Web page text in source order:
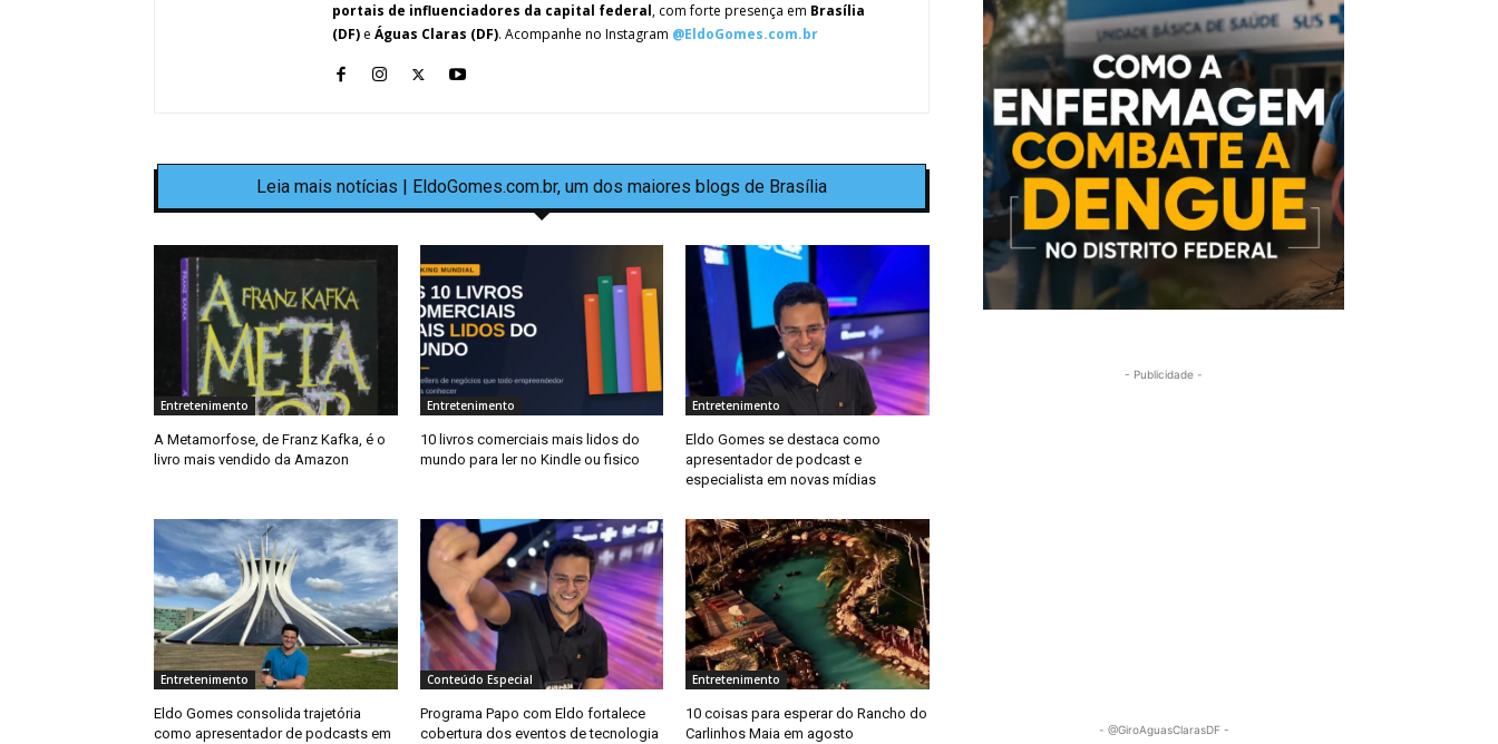
portais de influenciadores da capital federal, com forte presença em Brasília
(DF) e Águas Claras (DF). Acompanhe no Instagram @EldoGomes.com.br
Leia mais notícias | EldoGomes.com.br, um dos maiores blogs de Brasília
Entretenimento
A Metamorfose, de Franz Kafka, é o
livro mais vendido da Amazon
Entretenimento
10 livros comerciais mais lidos do
mundo para ler no Kindle ou fisico
Entretenimento
Eldo Gomes se destaca como
apresentador de podcast e
especialista em novas mídias
Entretenimento
Eldo Gomes consolida trajetória
como apresentador de podcasts em
Conteúdo Especial
Programa Papo com Eldo fortalece
cobertura dos eventos de tecnologia
Entretenimento
10 coisas para esperar do Rancho do
Carlinhos Maia em agosto
- Publicidade -
- @GiroAguasClarasDF -